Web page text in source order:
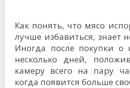
Как понять, что мясо
лучше избавиться, знает
Иногда после покупки
несколько дней,
камеру всего на пару
когда появится больше